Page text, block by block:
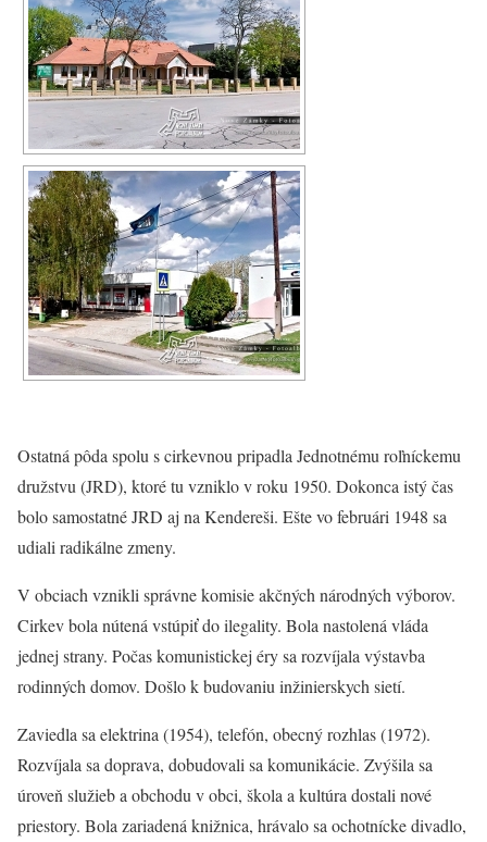
Ostatná pôda spolu s cirkevnou pripadla Jednotnému roľníckemu
družstvu (JRD), ktoré tu vzniklo v roku 1950. Dokonca istý čas
bolo samostatné JRD aj na Kendereši. Ešte vo februári 1948 sa
udiali radikálne zmeny.
V obciach vznikli správne komisie akčných národných výborov.
Cirkev bola nútená vstúpiť do ilegality. Bola nastolená vláda
jednej strany. Počas komunistickej éry sa rozvíjala výstavba
rodinných domov. Došlo k budovaniu inžinierskych sietí.
Zaviedla sa elektrina (1954), telefón, obecný rozhlas (1972).
Rozvíjala sa doprava, dobudovali sa komunikácie. Zvýšila sa
úroveň služieb a obchodu v obci, škola a kultúra dostali nové
priestory. Bola zariadená knižnica, hrávalo sa ochotnícke divadlo,